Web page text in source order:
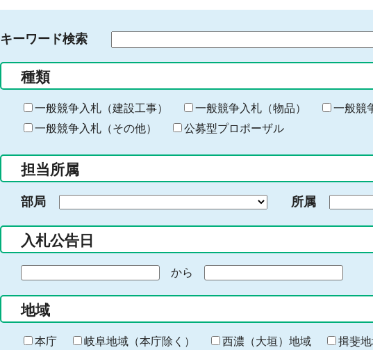
キーワード検索
る
キ
ー
ー
入
力
種類
一般競争入札（建設工事） 一般競争入札（物品）
一般競
一般競争入札（その他）
公募型プロポーザル
担当所属
部局 所属
入札公告日
の
始
ま
から
終
わ
地域
本庁 岐阜地域（本庁除く） 西濃（大垣）地域 揖斐